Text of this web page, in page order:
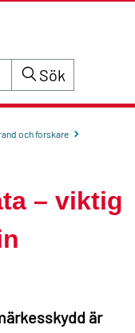
Sök
och forskare
– viktig
är